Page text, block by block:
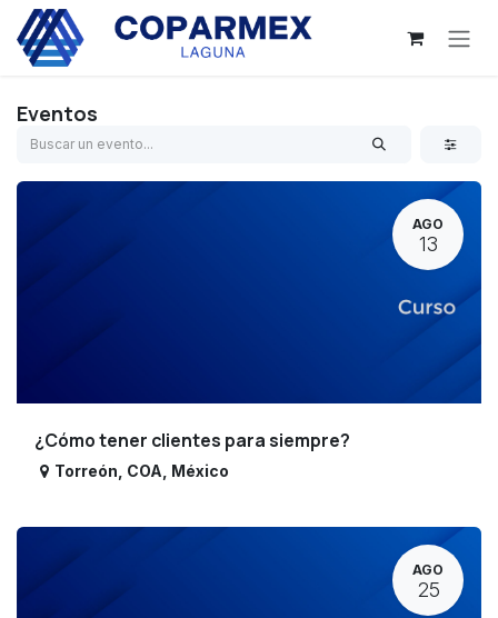
Ir al contenido
Eventos
AGO
13
¿Cómo tener clientes para siempre?
Torreón COA México
AGO
25